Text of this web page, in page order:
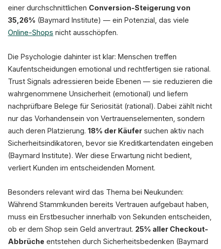
1.203×
einer durchschnittlichen Conversion-Steigerung von
35,26% (Baymard Institute) — ein Potenzial, das viele
Online-Shops nicht ausschöpfen.
Die Psychologie dahinter ist klar: Menschen treffen
Kaufentscheidungen emotional und rechtfertigen sie rational.
Trust Signals adressieren beide Ebenen — sie reduzieren die
wahrgenommene Unsicherheit (emotional) und liefern
nachprüfbare Belege für Seriosität (rational). Dabei zählt nicht
nur das Vorhandensein von Vertrauenselementen, sondern
auch deren Platzierung. 18% der Käufer suchen aktiv nach
Sicherheitsindikatoren, bevor sie Kreditkartendaten eingeben
(Baymard Institute). Wer diese Erwartung nicht bedient,
verliert Kunden im entscheidenden Moment.
Besonders relevant wird das Thema bei Neukunden:
Während Stammkunden bereits Vertrauen aufgebaut haben,
muss ein Erstbesucher innerhalb von Sekunden entscheiden,
ob er dem Shop sein Geld anvertraut. 25% aller Checkout-
Abbrüche entstehen durch Sicherheitsbedenken (Baymard